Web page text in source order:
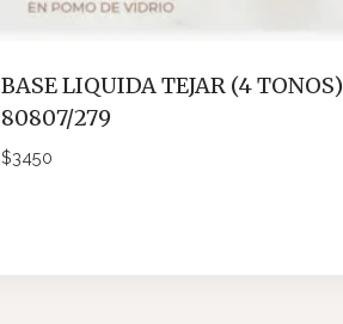
BASE LIQUIDA TEJAR (4 TONOS)
80807/279
$3450